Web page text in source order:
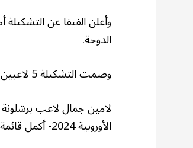
الدوحة.
وضمت التشكيلة 5 لاعبين من ريال مدريد بعد موسم حافل بالألقاب للنادي الملكي.
الأوروبية 2024- أكمل قائمة اللاعبين من الدوري الإسباني في التشكيلة.